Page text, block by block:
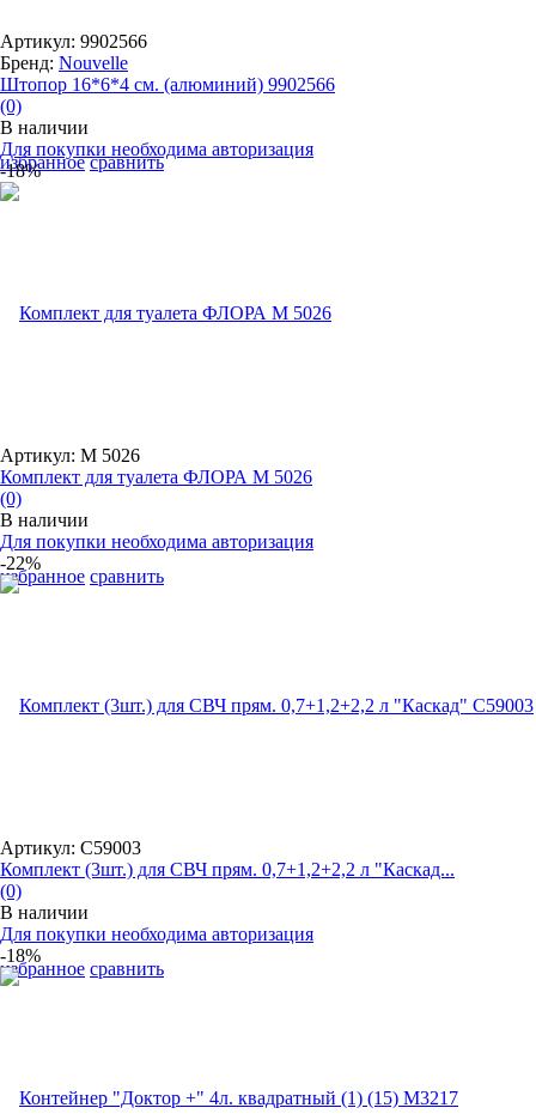
избранное сравнить
Артикул: 9902566
Бренд: Nouvelle
Штопор 16*6*4 см. (алюминий) 9902566
(0)
В наличии
Для покупки необходима авторизация
-18%
избранное сравнить
Артикул: М 5026
Комплект для туалета ФЛОРА М 5026
(0)
В наличии
Для покупки необходима авторизация
-22%
избранное сравнить
Артикул: С59003
Комплект (3шт.) для СВЧ прям. 0,7+1,2+2,2 л "Каскад...
(0)
В наличии
Для покупки необходима авторизация
-18%